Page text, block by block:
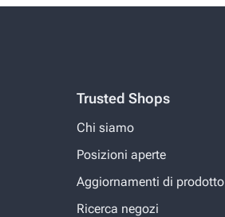
Trusted Shops
Chi siamo
Posizioni aperte
Aggiornamenti di prodotto
Ricerca negozi